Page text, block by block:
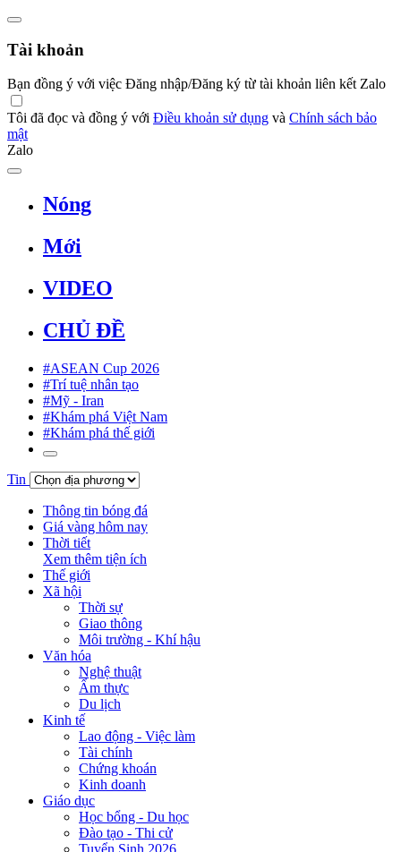
Tài khoản
Bạn đồng ý với việc Đăng nhập/Đăng ký từ tài khoản liên kết Zalo
Tôi đã đọc và đồng ý với Điều khoản sử dụng và Chính sách bảo
mật
Zalo
Nóng
Mới
VIDEO
CHỦ ĐỀ
#ASEAN Cup 2026
#Trí tuệ nhân tạo
#Mỹ - Iran
#Khám phá Việt Nam
#Khám phá thế giới
Tin
Thông tin bóng đá
Giá vàng hôm nay
Thời tiết
Xem thêm tiện ích
Thế giới
Xã hội
Thời sự
Giao thông
Môi trường - Khí hậu
Văn hóa
Nghệ thuật
Ẩm thực
Du lịch
Kinh tế
Lao động - Việc làm
Tài chính
Chứng khoán
Kinh doanh
Giáo dục
Học bổng - Du học
Đào tạo - Thi cử
Tuyển Sinh 2026